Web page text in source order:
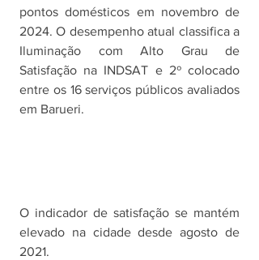
pontos domésticos em novembro de
2024. O desempenho atual classifica a
Iluminação com Alto Grau de
Satisfação na INDSAT e 2º colocado
entre os 16 serviços públicos avaliados
em Barueri.
O indicador de satisfação se mantém
elevado na cidade desde agosto de
2021.